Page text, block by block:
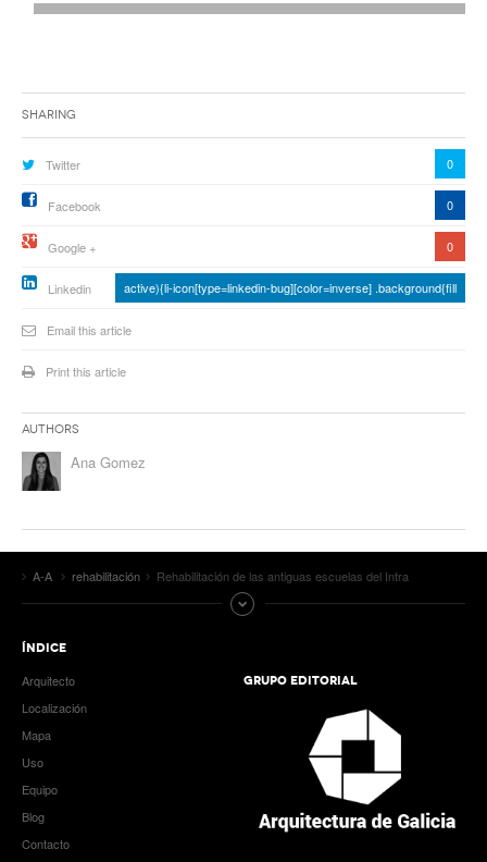
Sharing
Twitter 0
Facebook 0
Google + 0
Linkedin active){li-icon[type=linkedin-bug][color=inverse] .background{fill
Email this article
Print this article
Authors
Ana Gomez
A-A rehabilitación Rehabilitación de las antiguas escuelas del Intra
ÍNDICE
Arquitecto
Localización
Mapa
Uso
Equipo
Blog
Contacto
GRUPO EDITORIAL